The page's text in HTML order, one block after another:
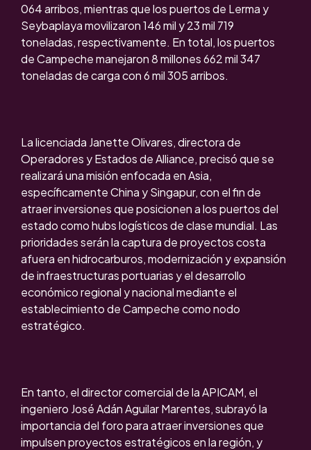
064 arribos, mientras que los puertos de Lerma y
Seybaplaya movilizaron 146 mil y 23 mil 719
toneladas, respectivamente. En total, los puertos
de Campeche manejaron 8 millones 662 mil 347
toneladas de carga con 6 mil 305 arribos.
La licenciada Janette Olivares, directora de
Operadores y Estados de Alliance, precisó que se
realizará una misión enfocada en Asia,
específicamente China y Singapur, con el fin de
atraer inversiones que posicionen a los puertos del
estado como hubs logísticos de clase mundial. Las
prioridades serán la captura de proyectos costa
afuera en hidrocarburos, modernización y expansión
de infraestructuras portuarias y el desarrollo
económico regional y nacional mediante el
establecimiento de Campeche como nodo
estratégico.
En tanto, el director comercial de la APICAM, el
ingeniero José Adán Aguilar Marentes, subrayó la
importancia del foro para atraer inversiones que
impulsen proyectos estratégicos en la región, y